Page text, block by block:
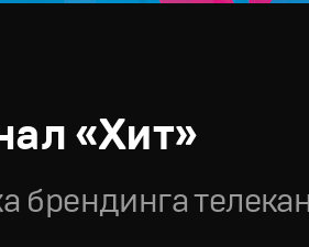
«Хит»
брендинга